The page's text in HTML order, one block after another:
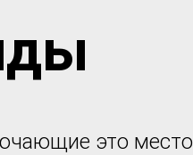
это место